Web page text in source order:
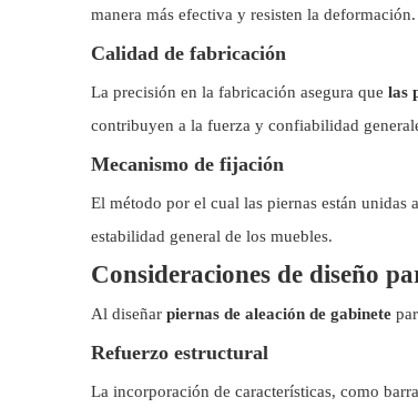
manera más efectiva y resisten la deformación.
Calidad de fabricación
La precisión en la fabricación asegura que las
contribuyen a la fuerza y ​​confiabilidad
Mecanismo de fijación
El método por el cual las piernas están
estabilidad general de los muebles.
Consideraciones de diseño
Al diseñar piernas de aleación de gabinete
Refuerzo estructural
La incorporación de características, como